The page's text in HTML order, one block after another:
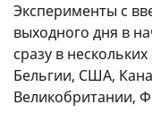
Эксперименты с
выходного дня в
сразу в
Бельгии, США,
Великобритании,